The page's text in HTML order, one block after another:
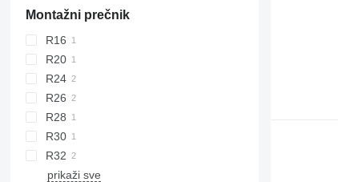
Montažni prečnik
R16
R20
R24
R26
R28
R30
R32
prikaži sve